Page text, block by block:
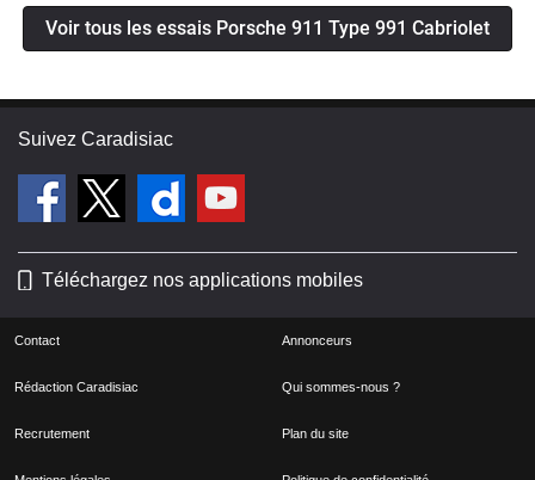
Voir tous les essais Porsche 911 Type 991 Cabriolet
Suivez Caradisiac
Téléchargez nos applications mobiles
Contact Annonceurs
Rédaction Caradisiac Qui sommes-nous ?
Recrutement Plan du site